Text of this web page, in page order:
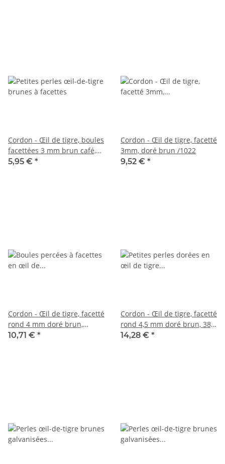
Cordon - Œil de tigre, boules
facettées 3 mm brun café,
longueur 38,5 cm /6658
5,95 € *
Cordon - Œil de tigre, facetté
3mm, doré brun /1022
9,52 € *
Cordon - Œil de tigre, facetté
rond 4 mm doré brun,
36,5cm /3961
10,71 € *
Cordon - Œil de tigre, facetté
rond 4,5 mm doré brun, 38,5
cm /3894
14,28 € *